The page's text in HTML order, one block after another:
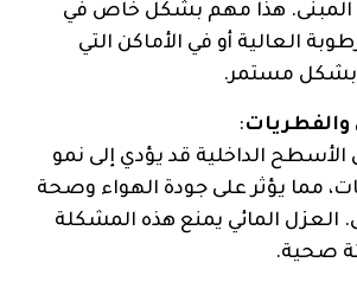
المبنى. هذا مهم بشكل خاص في
العالية أو في الأماكن التي
بشكل مستمر.
والفطريات:
الأسطح الداخلية قد يؤدي إلى نمو
مما يؤثر على جودة الهواء وصحة
العزل المائي يمنع هذه المشكلة
صحية.